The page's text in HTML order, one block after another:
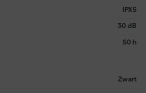
zijn vervangbaar en het geheel is IPX5-
IPX5
30 dB
50 h
Zwart